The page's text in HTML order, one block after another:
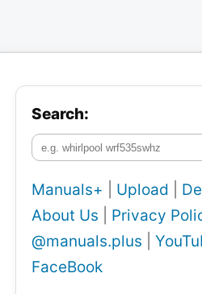
Search:
Manuals+ Upload
About Us
Privacy
@manuals.plus
FaceBook